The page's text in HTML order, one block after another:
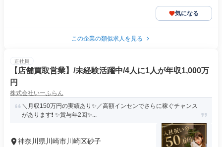
気になる
この企業の類似求人を見る
正社員
【店舗買取営業】/未経験活躍中/4人に1人が年収1,000万
円
株式会社いーふらん
＼月収150万円の実績あり✨／高額インセンでさらに稼ぐチャンス
があります❗ ✨賞与年2回✨...
神奈川県川崎市川崎区砂子